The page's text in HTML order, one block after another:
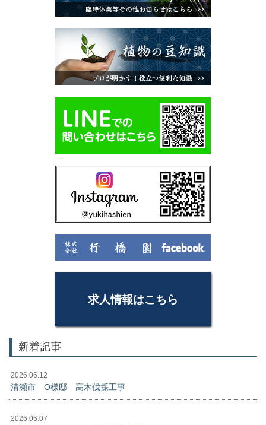
求人情報はこちら
新着記事
2026.06.12
清瀬市 O様邸 高木伐採工事
2026.06.07